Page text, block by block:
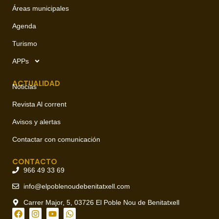
Áreas municipales
Agenda
Turismo
APPs
ACTUALIDAD
Noticias
Revista Al corrent
Avisos y alertas
Contactar con comunicación
CONTACTO
966 49 33 69
info@elpoblenoudebenitatxell.com
Carrer Major, 5, 03726 El Poble Nou de Benitatxell